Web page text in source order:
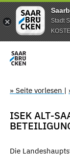
Stadt
» Seite vorlesen |
ISEK ALT-
Die